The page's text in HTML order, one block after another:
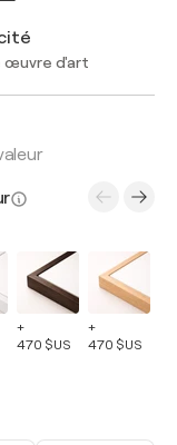
œuvre d'art
+
470 $US
+
470 $US